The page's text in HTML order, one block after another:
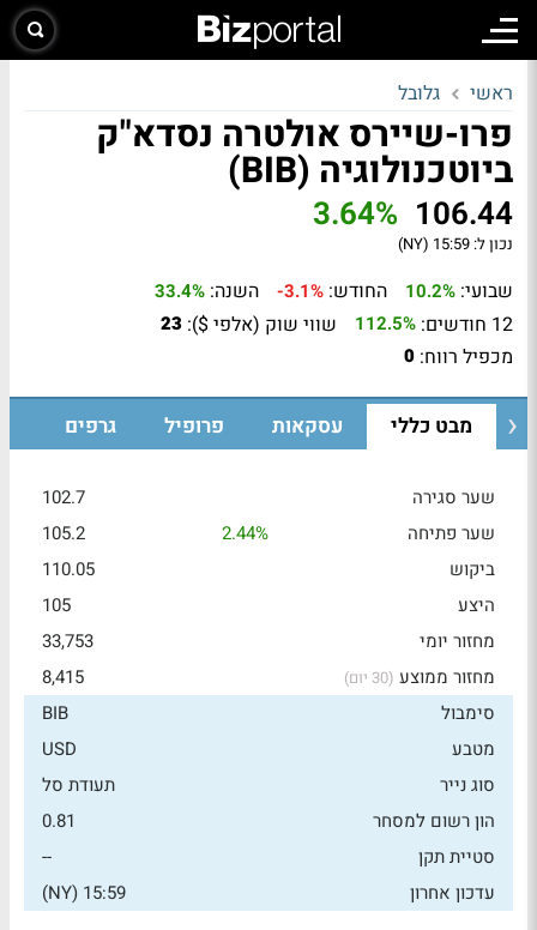
ראשי גלובל
פרו-שיירס אולטרה נסדא"ק
ביוטכנולוגיה (BIB)
106.44
3.64%
נכון ל: 15:59 (NY)
שבועי: 10.2% החודש: -3.1% השנה: 33.4%
12 חודשים: 112.5% שווי שוק (אלפי $): 23
מכפיל רווח: 0
מבט כללי עסקאות פרופיל גרפים
שער סגירה
102.7
שער פתיחה
2.44%
105.2
ביקוש
110.05
היצע
105
מחזור יומי
33,753
מחזור ממוצע (30 יום)
8,415
סימבול
BIB
מטבע
USD
סוג נייר
תעודת סל
הון רשום למסחר
0.81
סטיית תקן
--
עדכון אחרון
15:59 (NY)